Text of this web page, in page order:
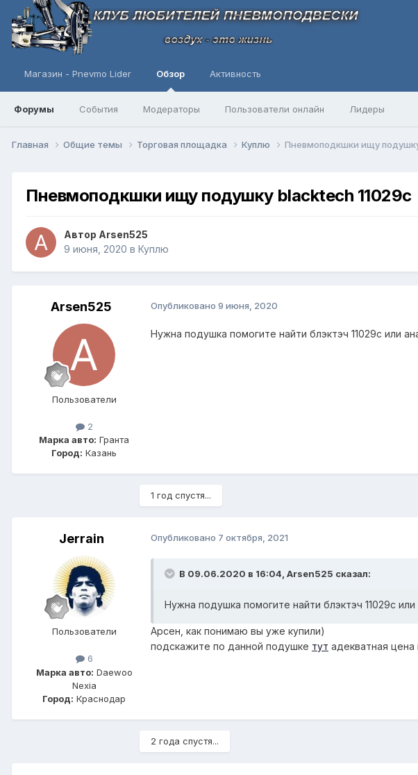
Магазин - Pnevmo Lider Обзор
Форумы События Модераторы Пользователи онлайн Лидеры
Активность
Главная Общие темы Торговая площадка Куплю Пневмоподкшки ищу
Пневмоподкшки ищу подушку blacktech 11029c
Автор Arsen525
9 июня, 2020 в Куплю
Arsen525
Пользователи
2
Марка авто: Гранта
Город: Казань
Опубликовано 9 июня, 2020
Нужна подушка помогите найти блэктэч 11029c или
1 год спустя...
Jerrain
Пользователи
6
Марка авто: Daewoo
Nexia
Город: Краснодар
Опубликовано 7 октября, 2021
В 09.06.2020 в 16:04, Arsen525 сказал:
Нужна подушка помогите найти блэктэч 11029c или
Арсен, как понимаю вы уже купили)
подскажите по данной подушке тут адекватная цена
2 года спустя...